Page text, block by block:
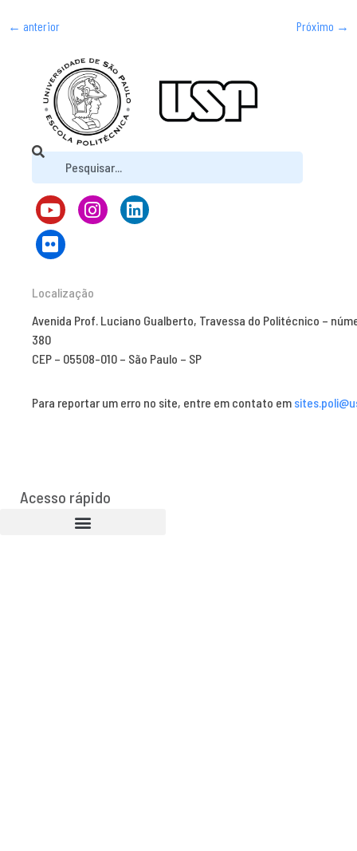
← anterior Próximo →
Localização
Avenida Prof. Luciano Gualberto, Travessa do Politécnico –
380
CEP – 05508-010 – São Paulo – SP
Para reportar um erro no site, entre em contato em
Acesso rápido